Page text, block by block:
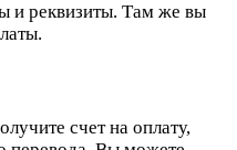
и реквизиты. Там же вы
счет на оплату,